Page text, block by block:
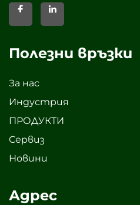
Полезни връзки
За нас
Индустрия
ПРОДУКТИ
Сервиз
Новини
Адрес